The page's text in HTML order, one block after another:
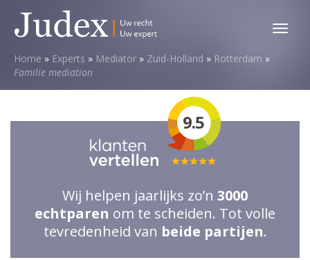
Toggle
Home » Experts » Mediator » Zuid-Holland » Rotterdam »
Familie mediation
9.5
Totale
waardering:
5
van
Wij helpen jaarlijks zo’n 3000
echtparen om te scheiden. Tot volle
tevredenheid van beide partijen.